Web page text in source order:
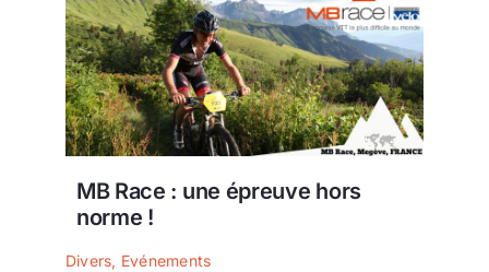
MB Race : une épreuve hors
norme !
Divers, Evénements